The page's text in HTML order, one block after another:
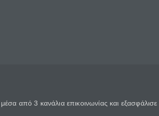
από 3 κανάλια επικοινωνίας και